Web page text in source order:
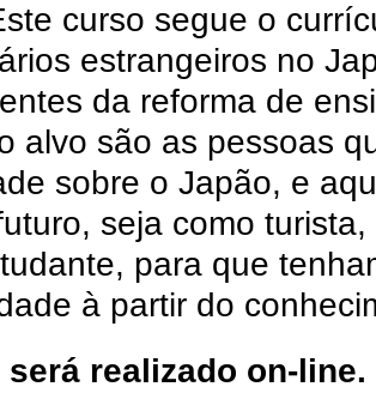
curso segue o
estrangeiros no
da reforma de
alvo são as pessoas
sobre o Japão, e
seja como
para que
à partir do
realizado on-line.